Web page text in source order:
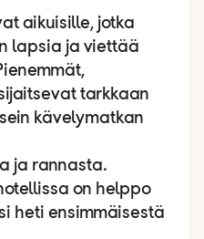
aikuisille, jotka
lapsia ja viettää
tarkkaan
kävelymatkan
ja rannasta.
on helppo
heti ensimmäisestä